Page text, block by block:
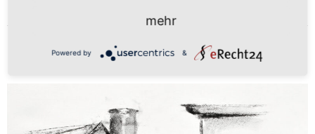
KOHLE (SCHÜLER/IN 13)
mehr
Powered by &